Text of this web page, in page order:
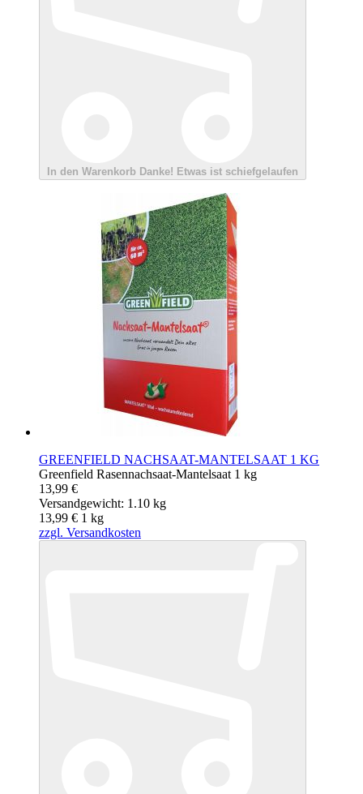
In den Warenkorb Danke! Etwas ist schiefgelaufen
GREENFIELD NACHSAAT-MANTELSAAT 1 KG
Greenfield Rasennachsaat-Mantelsaat 1 kg
13,99 €
Versandgewicht: 1.10 kg
13,99 € 1 kg
zzgl. Versandkosten